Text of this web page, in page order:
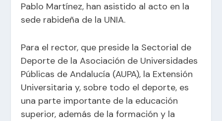
Pablo Martínez, han asistido al acto en la
sede rabideña de la UNIA.
Para el rector, que preside la Sectorial de
Deporte de la Asociación de Universidades
Públicas de Andalucía (AUPA), la Extensión
Universitaria y, sobre todo el deporte, es
una parte importante de la educación
superior, además de la formación y la